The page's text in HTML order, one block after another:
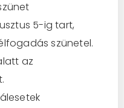
5-ig tart,
szünetel.
az